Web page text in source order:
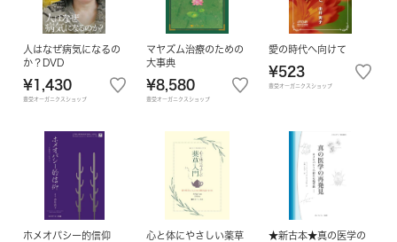
人はなぜ病気になるの
か？DVD
¥1,430
豊受オーガニクスショップ
マヤズム治療のための
大事典
¥8,580
豊受オーガニクスショップ
愛の時代へ向けて
¥523
豊受オーガニクスショップ
ホメオパシー的信仰
心と体にやさしい薬草
★新古本★真の医学の